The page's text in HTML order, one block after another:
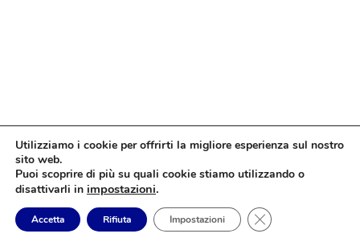
Utilizziamo i cookie per offrirti la migliore esperienza sul nostro
sito web.
Puoi scoprire di più su quali cookie stiamo utilizzando o
disattivarli in impostazioni.
Accetta Rifiuta Impostazioni Close GDPR